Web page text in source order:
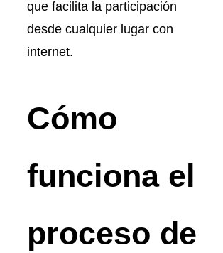
que facilita la participación
desde cualquier lugar con
internet.
Cómo
funciona el
proceso de